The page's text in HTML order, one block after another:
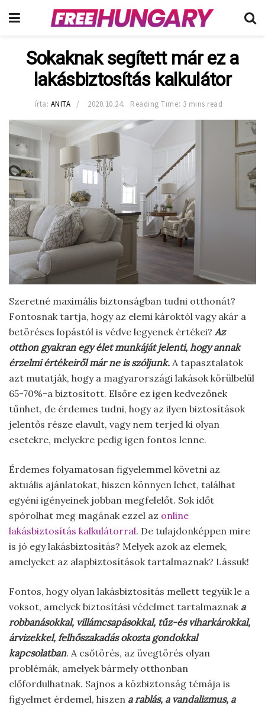
Sokaknak segített már ez a
lakásbiztosítás kalkulátor
írta: ANITA 2020.10.24. Reading Time: 3 mins read
Szeretné maximális biztonságban tudni otthonát?
Fontosnak tartja, hogy az elemi károktól vagy akár a
betöréses lopástól is védve legyenek értékei? Az
otthon gyakran egy élet munkáját jelenti, hogy annak
érzelmi értékeiről már ne is szóljunk. A tapasztalatok
azt mutatják, hogy a magyarországi lakások körülbelül
65-70%-a biztosított. Elsőre ez igen kedvezőnek
tűnhet, de érdemes tudni, hogy az ilyen biztosítások
jelentős része elavult, vagy nem terjed ki olyan
esetekre, melyekre pedig igen fontos lenne.
Érdemes folyamatosan figyelemmel követni az
aktuális ajánlatokat, hiszen könnyen lehet, találhat
egyéni igényeinek jobban megfelelőt. Sok időt
spórolhat meg magának ezzel az online
lakásbiztosítás kalkulátorral. De tulajdonképpen mire
is jó egy lakásbiztosítás? Melyek azok az elemek,
amelyeket az alapbiztosítások tartalmaznak? Lássuk!
Fontos, hogy olyan lakásbiztosítás mellett tegyük le a
voksot, amelyek biztosítási védelmet tartalmaznak a
robbanásokkal, villámcsapásokkal, tűz-és viharkárokkal,
árvizekkel, felhőszakadás okozta gondokkal
kapcsolatban. A csőtörés, az üvegtörés olyan
problémák, amelyek bármely otthonban
előfordulhatnak. Sajnos a közbiztonság témája is
figyelmet érdemel, hiszen a rablás, a vandalizmus, a